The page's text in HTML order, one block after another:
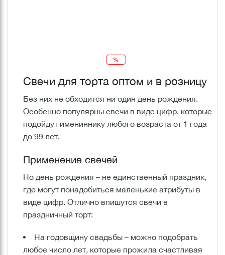
%
Свечи для торта оптом и в розницу
Без них не обходится ни один день рождения.
Особенно популярны свечи в виде цифр, которые
подойдут имениннику любого возраста от 1 года
до 99 лет.
Применение свечей
Но день рождения – не единственный праздник,
где могут понадобиться маленькие атрибуты в
виде цифр. Отлично впишутся свечи в
праздничный торт:
На годовщину свадьбы – можно подобрать
любое число лет, которые прожила счастливая